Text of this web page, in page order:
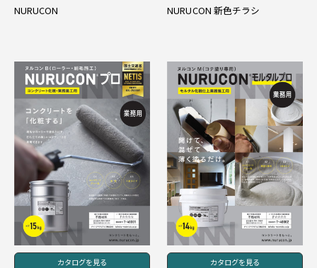
NURUCON NURUCON 新色チラシ
カタログを見る カタログを見る